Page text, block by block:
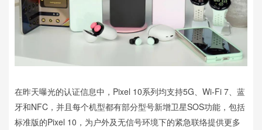
在昨天曝光的认证信息中，Pixel 10系列均支持5G、Wi‑Fi 7、蓝
牙和NFC，并且每个机型都有部分型号新增卫星SOS功能，包括
标准版的Pixel 10，为户外及无信号环境下的紧急联络提供更多